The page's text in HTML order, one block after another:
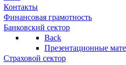
Контакты
Финансовая грамотность
Банковский сектор
Back
Презентационные
Страховой сектор